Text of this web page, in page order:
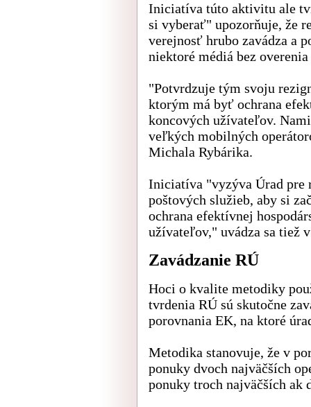
Iniciatíva túto aktivitu ale
si vyberať" upozorňuje, že
verejnosť hrubo zavádza a
niektoré médiá bez
"Potvrdzuje tým svoju
ktorým má byť ochrana
koncových užívateľov.
veľkých mobilných
Michala Rybárika.
Iniciatíva "vyzýva Úrad pre
poštových služieb, aby si
ochrana efektívnej
užívateľov," uvádza sa tiež
Zavádzanie RÚ
Hoci o kvalite metodiky
tvrdenia RÚ sú skutočne
porovnania EK, na ktoré
Metodika stanovuje, že v
ponuky dvoch najväčších
ponuky troch najväčších ak